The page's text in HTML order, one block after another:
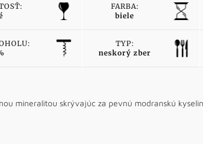
FARBA:
biele
TYP:
neskorý zber
mineralitou skrývajúc za pevnú modranskú